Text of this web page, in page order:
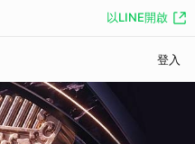
以LINE開啟
登入